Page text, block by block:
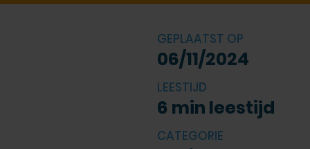
GEPLAATST OP
06/11/2024
LEESTIJD
6 min leestijd
CATEGORIE